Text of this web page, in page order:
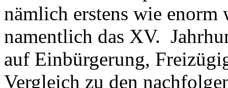
nämlich erstens wie
namentlich das XV.
auf Einbürgerung,
Vergleich zu den